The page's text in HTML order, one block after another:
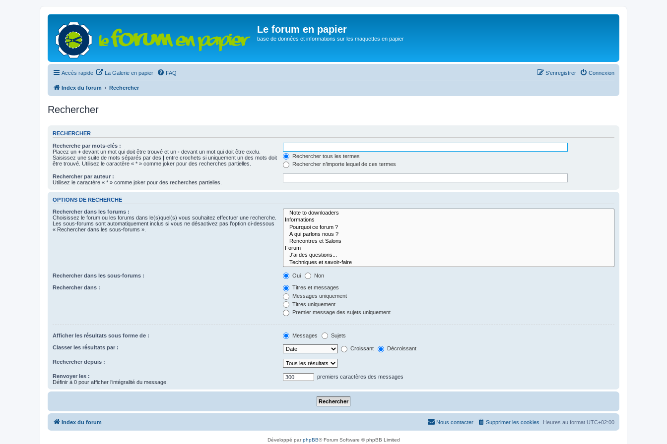
Le forum en papier
base de données et informations sur les maquettes en papier
Accès rapide La Galerie en papier FAQ Connexion
S’enregistrer
Index du forum Rechercher
Rechercher
RECHERCHER
Recherche par mots-clés :
Placez un + devant un mot qui doit être trouvé et un - devant un mot qui doit être exclu.
Saisissez une suite de mots séparés par des | entre crochets si uniquement un des mots doit
être trouvé. Utilisez le caractère « * » comme joker pour des recherches partielles.
Rechercher tous les termes
Rechercher n’importe lequel de ces termes
Rechercher par auteur :
Utilisez le caractère « * » comme joker pour des recherches partielles.
OPTIONS DE RECHERCHE
Rechercher dans les forums :
Choisissez le forum ou les forums dans le(s)quel(s) vous souhaitez effectuer une recherche.
Les sous-forums sont automatiquement inclus si vous ne désactivez pas l’option ci-dessous
« Rechercher dans les sous-forums ».
Rechercher dans les sous-forums : Oui Non
Rechercher dans :
Titres et messages
Messages uniquement
Titres uniquement
Premier message des sujets uniquement
Afficher les résultats sous forme de : Messages Sujets
Classer les résultats par : Croissant Décroissant
Rechercher depuis :
Renvoyer les :
Définir à 0 pour afficher l’intégralité du message.
premiers caractères des messages
Index du forum Heures au format UTC+02:00
Supprimer les cookies
Nous contacter
Développé parphpBB® Forum Software © phpBB Limited